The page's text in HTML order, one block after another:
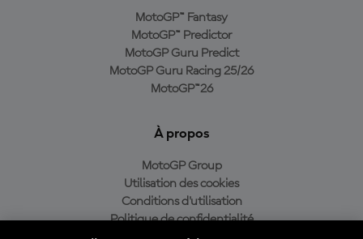
MotoGP™ Fantasy
MotoGP™ Predictor
MotoGP Guru Predict
MotoGP Guru Racing 25/26
MotoGP™26
À propos
MotoGP Group
Utilisation des cookies
Conditions d'utilisation
Politique de confidentialité